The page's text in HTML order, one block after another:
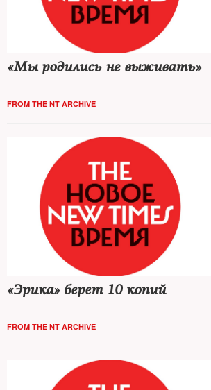
«Мы родились не выживать»
FROM THE NT ARCHIVE
«Эрика» берет 10 копий
FROM THE NT ARCHIVE